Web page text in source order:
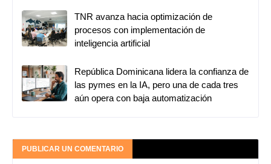
TNR avanza hacia optimización de
procesos con implementación de
inteligencia artificial
República Dominicana lidera la confianza de
las pymes en la IA, pero una de cada tres
aún opera con baja automatización
PUBLICAR UN COMENTARIO